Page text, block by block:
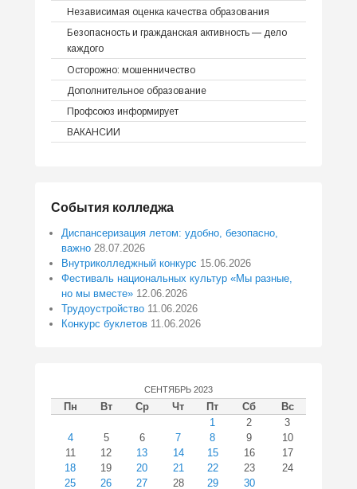
Независимая оценка качества образования
Безопасность и гражданская активность — дело
каждого
Осторожно: мошенничество
Дополнительное образование
Профсоюз информирует
ВАКАНСИИ
События колледжа
Диспансеризация летом: удобно, безопасно,
важно 28.07.2026
Внутриколледжный конкурс 15.06.2026
Фестиваль национальных культур «Мы разные,
но мы вместе» 12.06.2026
Трудоустройство 11.06.2026
Конкурс буклетов 11.06.2026
СЕНТЯБРЬ 2023
Пн Вт Ср Чт Пт Сб Вс
1 2
3
4
5 6 7 8 9
10
11
12 13 14 15 16
17
18
19 20 21 22 23
24
25
26 27 28 29 30